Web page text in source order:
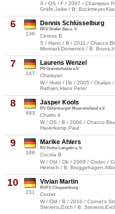
S / OS / F / 2007 / Champion
Gräfe,Jaike / B:
6
136
Dennis Schlüsselburg
RFV Steller See e. V.
Ceresa B
S / Hann / B / 2011 / Chacco-
Morosoli,Domenico / B:
7
147
Laurens Wenzel
PS Granderheide e.V.
Chalayan
W / Holst / Db / 2005 / Chalan
Rathjen,Hans Peter
8
693
Jasper Kools
RV Oldenburger Muensterland e.V
Chatto 4
W / OS / B / 2006 / Chacco-
Haverkamp,Paul
9
188
Marike Ahlers
RV Holte-Langeln e. V.
Cocola B
W / Old / Db / 2009 / Codec /
Heinrich / B:
10
231
Vivian Martin
RUFV Cloppenburg
Corzet
W / Old / B / 2010 / Cornet's
Stevens,Erich / B: